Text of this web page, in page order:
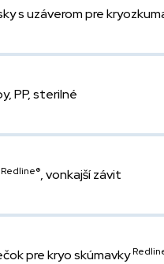
s uzáverom pre
PP, sterilné
Redline®, vonkajší závit
pre kryo skúmavky